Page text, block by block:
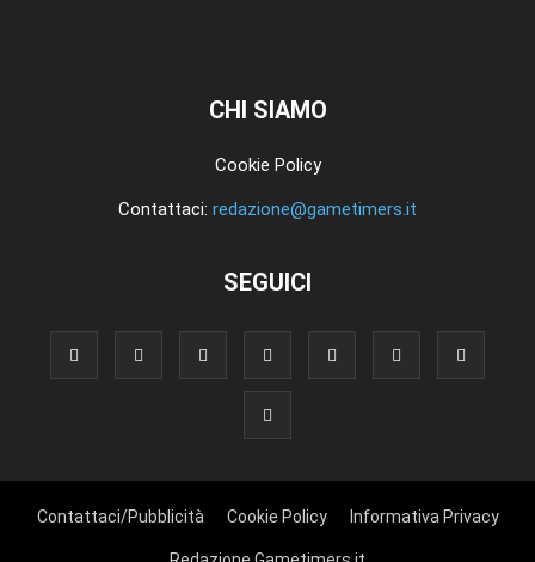
CHI SIAMO
Cookie Policy
Contattaci: redazione@gametimers.it
SEGUICI
Contattaci/Pubblicità Cookie Policy Informativa Privacy